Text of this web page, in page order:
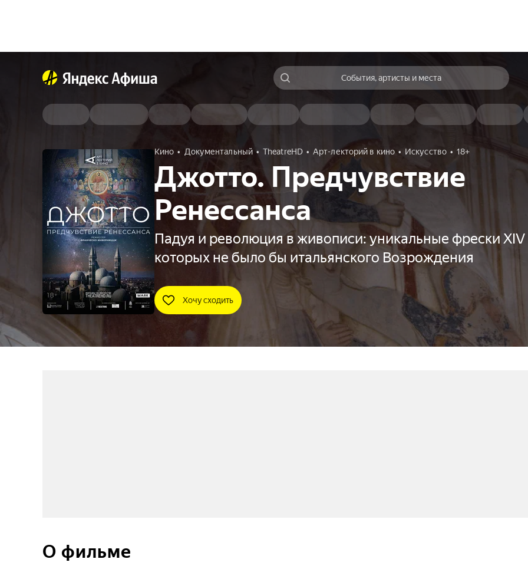
События, артисты и места
Кино Документальный TheatreHD Арт-лекторий в кино Искусство 18+
Джотто. Предчувствие
Ренессанса
Падуя и революция в живописи: уникальные фрески XIV
которых не было бы итальянского Возрождения
Хочу сходить
О фильме